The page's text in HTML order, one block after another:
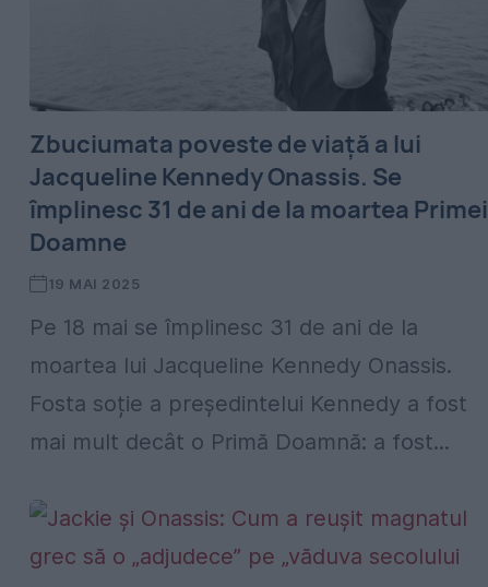
Zbuciumata poveste de viață a lui
Jacqueline Kennedy Onassis. Se
împlinesc 31 de ani de la moartea Primei
Doamne
19 MAI 2025
Pe 18 mai se împlinesc 31 de ani de la
moartea lui Jacqueline Kennedy Onassis.
Fosta soție a președintelui Kennedy a fost
mai mult decât o Primă Doamnă: a fost...